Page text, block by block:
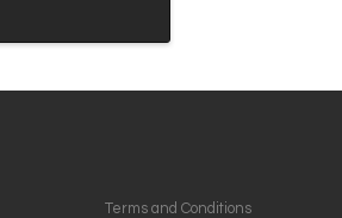
Terms and Conditions